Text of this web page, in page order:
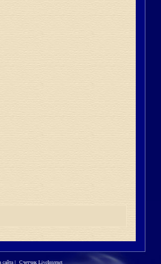
сайта| Счетчик LiveInternet